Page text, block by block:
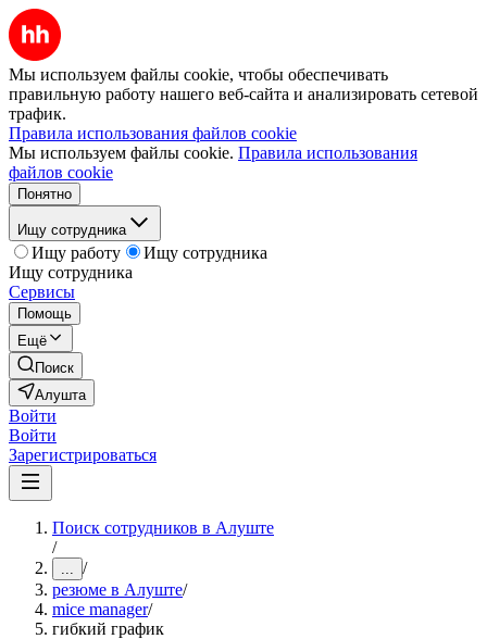
Мы используем файлы cookie, чтобы обеспечивать
правильную работу нашего веб-сайта и анализировать сетевой
трафик.
Правила использования файлов cookie
Мы используем файлы cookie. Правила использования
файлов cookie
Понятно
Ищу сотрудника
Ищу работу
Ищу сотрудника
Ищу сотрудника
Сервисы
Помощь
Ещё
Поиск
Алушта
Войти
Войти
Зарегистрироваться
Поиск сотрудников в Алуште
/
... /
резюме в Алуште/
mice manager/
гибкий график